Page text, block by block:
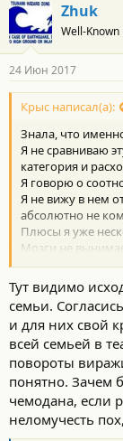
Zhuk
Well-
24 Июн 2017
Крыс написал(а):
Знала, что
Я не сравниваю
категория и
Я говорю о
Я не вижу в нем
абсолютно не
Плюсы я уже
Мозги не
Из минусов - все
Тут видимо
семьи.
и для них свой
всей семьей в
повороты
понятно. Зачем
чемодана, если
неломучесть